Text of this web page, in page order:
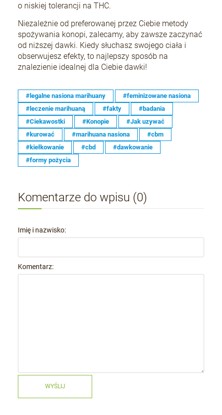
o niskiej tolerancji na THC.
Niezależnie od preferowanej przez Ciebie metody
spożywania konopi, zalecamy, aby zawsze zaczynać
od niższej dawki. Kiedy słuchasz swojego ciała i
obserwujesz efekty, to najlepszy sposób na
znalezienie idealnej dla Ciebie dawki!
#legalne nasiona marihuany
#feminizowane nasiona
#leczenie marihuaną
#fakty
#badania
#Ciekawostki
#Konopie
#Jak uzywać
#kurować
#marihuana nasiona
#cbm
#kiełkowanie
#cbd
#dawkowanie
#formy pożycia
Komentarze do wpisu (0)
Imię i nazwisko:
Komentarz:
WYŚLIJ